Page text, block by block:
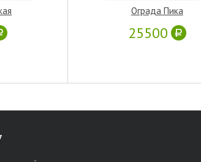
Ограда Пика
25500